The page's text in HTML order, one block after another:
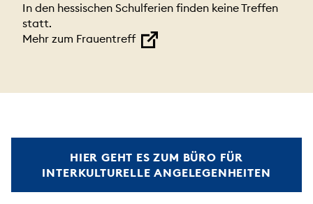
In den hessischen Schulferien finden keine Treffen
statt.
Mehr zum Frauentreff
HIER GEHT ES ZUM BÜRO FÜR
INTERKULTURELLE ANGELEGENHEITEN